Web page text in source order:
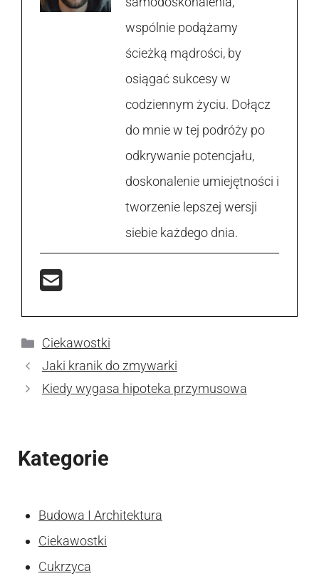
wspólnie podążamy
ścieżką mądrości, by
osiągać sukcesy w
codziennym życiu. Dołącz
do mnie w tej podróży po
odkrywanie potencjału,
doskonalenie umiejętności i
tworzenie lepszej wersji
siebie każdego dnia.
Kategorie
Ciekawostki
Jaki kranik do zmywarki
Kiedy wygasa hipoteka przymusowa
Kategorie
Budowa I Architektura
Ciekawostki
Cukrzyca